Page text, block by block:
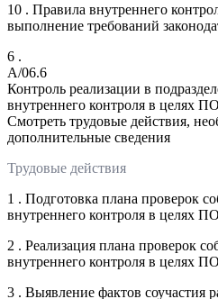
10 . Правила внутреннего
выполнение требований
6 .
A/06.6
Контроль реализации в
внутреннего контроля в целях
Смотреть трудовые действия,
дополнительные сведения
Трудовые действия
1 . Подготовка плана проверок
внутреннего контроля в целях
2 . Реализация плана проверок
внутреннего контроля в целях
3 . Выявление фактов соучастия